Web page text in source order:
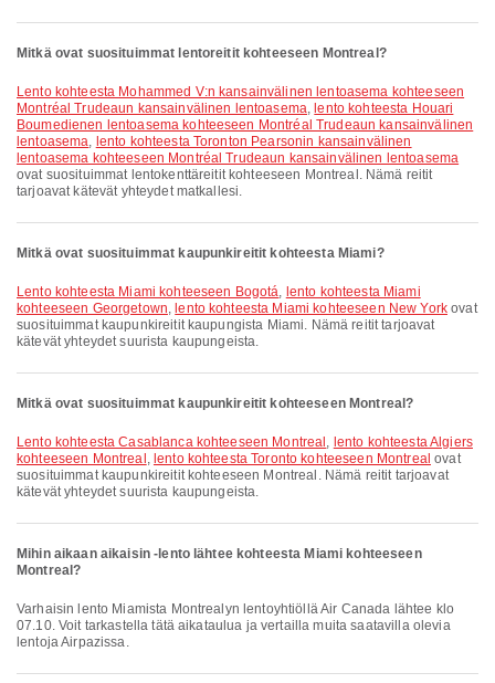
Mitkä ovat suosituimmat lentoreitit kohteeseen Montreal?
lento kohteesta Mohammed V:n kansainvälinen lentoasema kohteeseen
Montréal Trudeaun kansainvälinen lentoasema, lento kohteesta Houari
Boumedienen lentoasema kohteeseen Montréal Trudeaun kansainvälinen
lentoasema, lento kohteesta Toronton Pearsonin kansainvälinen
lentoasema kohteeseen Montréal Trudeaun kansainvälinen lentoasema
ovat suosituimmat lentokenttäreitit kohteeseen Montreal. Nämä reitit
tarjoavat kätevät yhteydet matkallesi.
Mitkä ovat suosituimmat kaupunkireitit kohteesta Miami?
lento kohteesta Miami kohteeseen Bogotá, lento kohteesta Miami
kohteeseen Georgetown, lento kohteesta Miami kohteeseen New Yorkovat
suosituimmat kaupunkireitit kaupungista Miami. Nämä reitit tarjoavat
kätevät yhteydet suurista kaupungeista.
Mitkä ovat suosituimmat kaupunkireitit kohteeseen Montreal?
lento kohteesta Casablanca kohteeseen Montreal , lento kohteesta Algiers
kohteeseen Montreal , lento kohteesta Toronto kohteeseen Montreal ovat
suosituimmat kaupunkireitit kohteeseen Montreal. Nämä reitit tarjoavat
kätevät yhteydet suurista kaupungeista.
Mihin aikaan aikaisin -lento lähtee kohteesta Miami kohteeseen
Montreal?
Varhaisin lento Miamista Montrealyn lentoyhtiöllä Air Canada lähtee klo
07.10. Voit tarkastella tätä aikataulua ja vertailla muita saatavilla olevia
lentoja Airpazissa.